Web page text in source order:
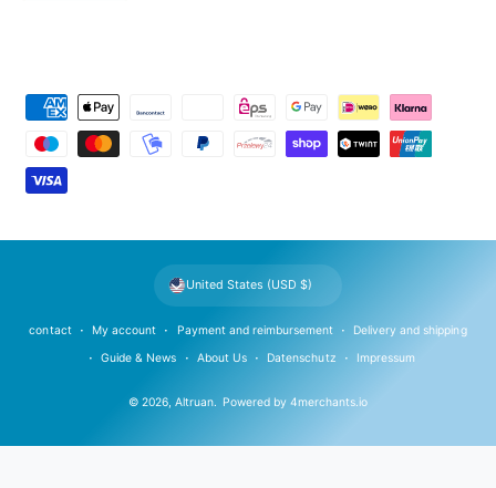
m
n
© 2026,Altruan. Powered by 4merchants.io
contact My account Payment and reimbursement Delivery and shipping
Guide & News About Us Datenschutz Impressum
United States (USD $)